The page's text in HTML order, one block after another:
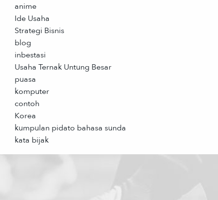
anime
Ide Usaha
Strategi Bisnis
blog
inbestasi
Usaha Ternak Untung Besar
puasa
komputer
contoh
Korea
kumpulan pidato bahasa sunda
kata bijak